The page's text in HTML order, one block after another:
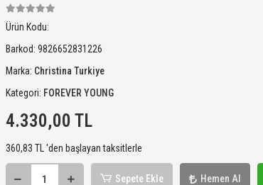
Ürün Kodu:
Barkod: 9826652831226
Marka: Christina Turkiye
Kategori: FOREVER YOUNG
4.330,00 TL
360,83 TL 'den başlayan taksitlerle
Sepete Ekle Hemen Al